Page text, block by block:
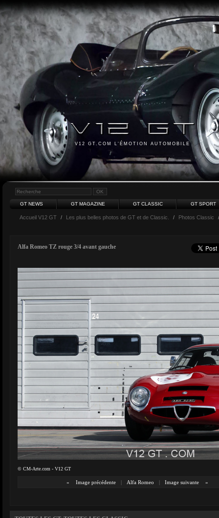
V12 GT.COM L'ÉMOTION AUTOMOBILE
GT NEWS GT MAGAZINE GT CLASSIC GT SPORT
Accueil V12 GT / Les plus belles photos de GT et de Classic. / Photos Classic
Alfa Romeo TZ rouge 3/4 avant gauche
© CM-Arte.com - V12 GT
« Image précédente | Alfa Romeo | Image suivante »